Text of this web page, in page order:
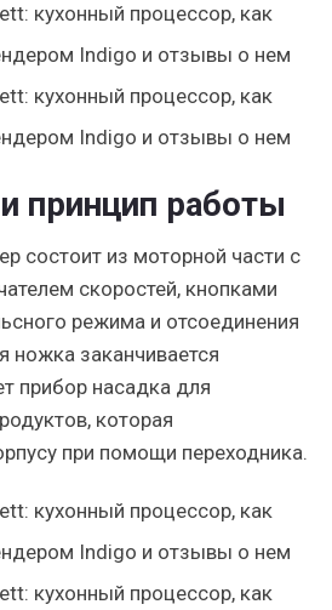
принцип работы
состоит из моторной части с
скоростей, кнопками
режима и отсоединения
ножка заканчивается
прибор насадка для
которая
при помощи переходника.